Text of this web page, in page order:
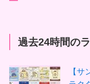
過去24時間の
【